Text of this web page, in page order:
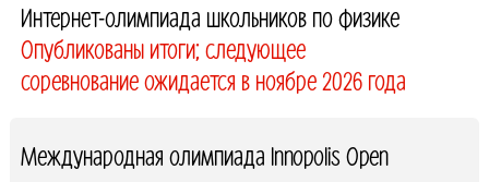
Интернет-олимпиада школьников по физике
Опубликованы итоги; следующее
соревнование ожидается в ноябре 2026 года
Международная олимпиада Innopolis Open